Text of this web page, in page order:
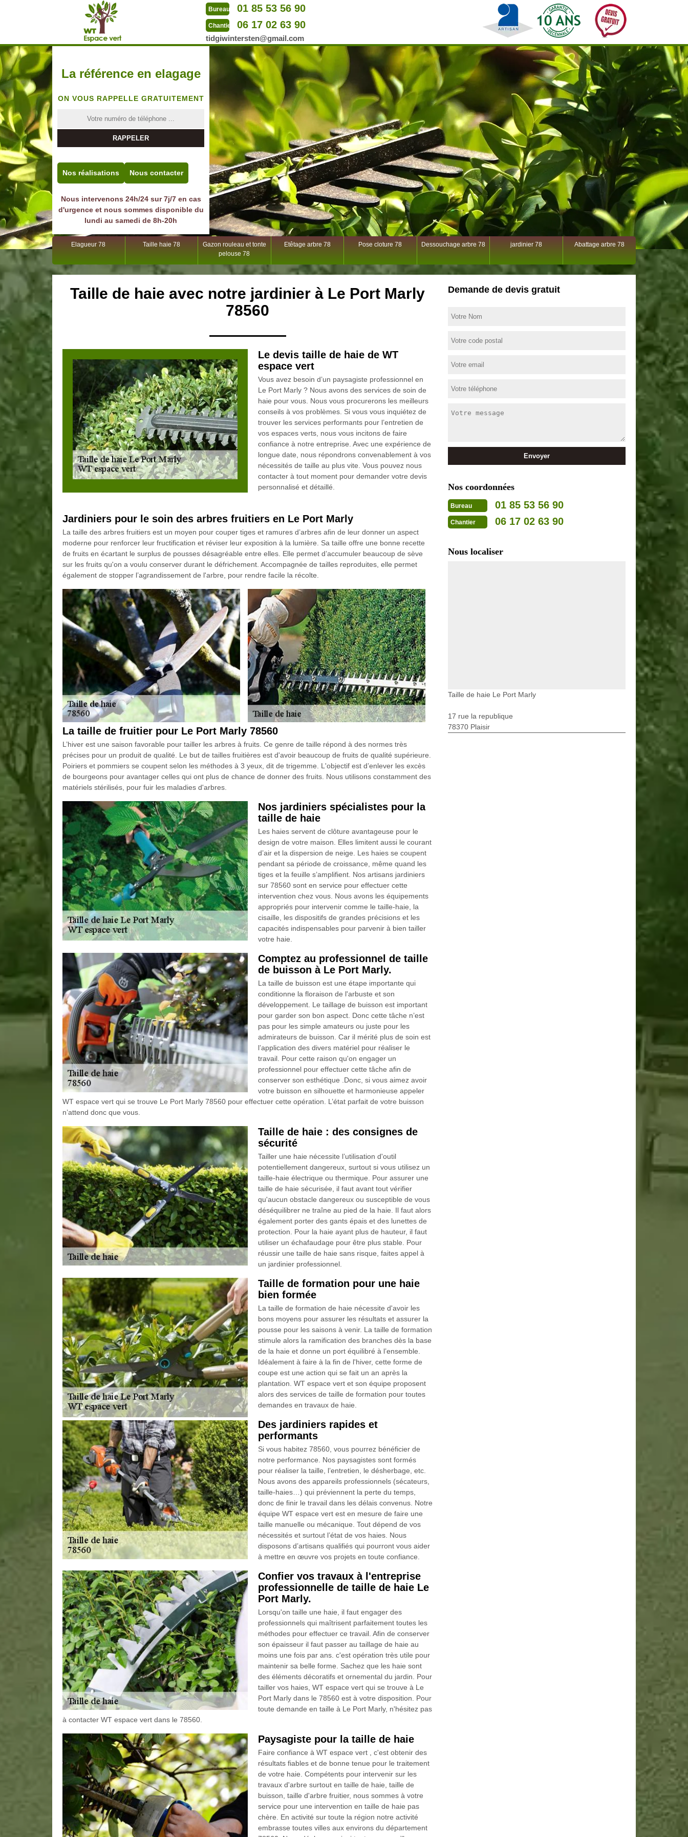
Bureau 01 85 53 56 90
Chantier 06 17 02 63 90
tidgiwintersten@gmail.com
La référence en elagage
ON VOUS RAPPELLE GRATUITEMENT
Nos réalisations Nous contacter
Nous intervenons 24h/24 sur 7j/7 en cas
d'urgence et nous sommes disponible du
lundi au samedi de 8h-20h
Elagueur 78 Taille haie 78
Gazon rouleau et tonte
pelouse 78
Etêtage arbre 78 Pose cloture 78 Dessouchage arbre 78 jardinier 78 Abattage arbre 78
Taille de haie avec notre jardinier à Le Port Marly
78560
Le devis taille de haie de WT
espace vert
Vous avez besoin d’un paysagiste professionnel en
Le Port Marly ? Nous avons des services de soin de
haie pour vous. Nous vous procurerons les meilleurs
conseils à vos problèmes. Si vous vous inquiétez de
trouver les services performants pour l’entretien de
vos espaces verts, nous vous incitons de faire
confiance à notre entreprise. Avec une expérience de
longue date, nous répondrons convenablement à vos
nécessités de taille au plus vite. Vous pouvez nous
contacter à tout moment pour demander votre devis
personnalisé et détaillé.
Jardiniers pour le soin des arbres fruitiers en Le Port Marly
La taille des arbres fruitiers est un moyen pour couper tiges et ramures d’arbres afin de leur donner un aspect
moderne pour renforcer leur fructification et réviser leur exposition à la lumière. Sa taille offre une bonne recette
de fruits en écartant le surplus de pousses désagréable entre elles. Elle permet d’accumuler beaucoup de sève
sur les fruits qu'on a voulu conserver durant le défrichement. Accompagnée de tailles reproduites, elle permet
également de stopper l’agrandissement de l'arbre, pour rendre facile la récolte.
La taille de fruitier pour Le Port Marly 78560
L’hiver est une saison favorable pour tailler les arbres à fruits. Ce genre de taille répond à des normes très
précises pour un produit de qualité. Le but de tailles fruitières est d'avoir beaucoup de fruits de qualité supérieure.
Poiriers et pommiers se coupent selon les méthodes à 3 yeux, dit de trigemme. L'objectif est d’enlever les excès
de bourgeons pour avantager celles qui ont plus de chance de donner des fruits. Nous utilisons constamment des
matériels stérilisés, pour fuir les maladies d'arbres.
Nos jardiniers spécialistes pour la
taille de haie
Les haies servent de clôture avantageuse pour le
design de votre maison. Elles limitent aussi le courant
d’air et la dispersion de neige. Les haies se coupent
pendant sa période de croissance, même quand les
tiges et la feuille s’amplifient. Nos artisans jardiniers
sur 78560 sont en service pour effectuer cette
intervention chez vous. Nous avons les équipements
appropriés pour intervenir comme le taille-haie, la
cisaille, les dispositifs de grandes précisions et les
capacités indispensables pour parvenir à bien tailler
votre haie.
Comptez au professionnel de taille
de buisson à Le Port Marly.
La taille de buisson est une étape importante qui
conditionne la floraison de l'arbuste et son
développement. Le taillage de buisson est important
pour garder son bon aspect. Donc cette tâche n’est
pas pour les simple amateurs ou juste pour les
admirateurs de buisson. Car il mérité plus de soin est
l’application des divers matériel pour réaliser le
travail. Pour cette raison qu'on engager un
professionnel pour effectuer cette tâche afin de
conserver son esthétique .Donc, si vous aimez avoir
votre buisson en silhouette et harmonieuse appeler
WT espace vert qui se trouve Le Port Marly 78560 pour effectuer cette opération. L’état parfait de votre buisson
n’attend donc que vous.
Taille de haie : des consignes de
sécurité
Tailler une haie nécessite l’utilisation d'outil
potentiellement dangereux, surtout si vous utilisez un
taille-haie électrique ou thermique. Pour assurer une
taille de haie sécurisée, il faut avant tout vérifier
qu'aucun obstacle dangereux ou susceptible de vous
déséquilibrer ne traîne au pied de la haie. Il faut alors
également porter des gants épais et des lunettes de
protection. Pour la haie ayant plus de hauteur, il faut
utiliser un échafaudage pour être plus stable. Pour
réussir une taille de haie sans risque, faites appel à
un jardinier professionnel.
Taille de formation pour une haie
bien formée
La taille de formation de haie nécessite d'avoir les
bons moyens pour assurer les résultats et assurer la
pousse pour les saisons à venir. La taille de formation
stimule alors la ramification des branches dès la base
de la haie et donne un port équilibré à l’ensemble.
Idéalement à faire à la fin de l'hiver, cette forme de
coupe est une action qui se fait un an après la
plantation. WT espace vert et son équipe proposent
alors des services de taille de formation pour toutes
demandes en travaux de haie.
Des jardiniers rapides et
performants
Si vous habitez 78560, vous pourrez bénéficier de
notre performance. Nos paysagistes sont formés
pour réaliser la taille, l’entretien, le désherbage, etc.
Nous avons des appareils professionnels (sécateurs,
taille-haies…) qui préviennent la perte du temps,
donc de finir le travail dans les délais convenus. Notre
équipe WT espace vert est en mesure de faire une
taille manuelle ou mécanique. Tout dépend de vos
nécessités et surtout l’état de vos haies. Nous
disposons d’artisans qualifiés qui pourront vous aider
à mettre en œuvre vos projets en toute confiance.
Confier vos travaux à l'entreprise
professionnelle de taille de haie Le
Port Marly.
Lorsqu'on taille une haie, il faut engager des
professionnels qui maîtrisent parfaitement toutes les
méthodes pour effectuer ce travail. Afin de conserver
son épaisseur il faut passer au taillage de haie au
moins une fois par ans. c'est opération très utile pour
maintenir sa belle forme. Sachez que les haie sont
des éléments décoratifs et ornemental du jardin. Pour
tailler vos haies, WT espace vert qui se trouve à Le
Port Marly dans le 78560 est à votre disposition. Pour
toute demande en taille à Le Port Marly, n'hésitez pas
à contacter WT espace vert dans le 78560.
Paysagiste pour la taille de haie
Faire confiance à WT espace vert , c'est obtenir des
résultats fiables et de bonne tenue pour le traitement
de votre haie. Compétents pour intervenir sur les
travaux d'arbre surtout en taille de haie, taille de
buisson, taille d'arbre fruitier, nous sommes à votre
service pour une intervention en taille de haie pas
chère. En activité sur toute la région notre activité
embrasse toutes villes aux environs du département
Demande de devis gratuit
Nos coordonnées
Bureau 01 85 53 56 90
Chantier 06 17 02 63 90
Nous localiser
Taille de haie Le Port Marly
17 rue la republique
78370 Plaisir